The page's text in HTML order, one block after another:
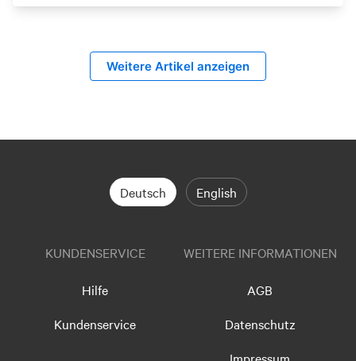
Weitere Artikel anzeigen
Deutsch English
KUNDENSERVICE
Hilfe
Kundenservice
WEITERE INFORMATIONEN
AGB
Datenschutz